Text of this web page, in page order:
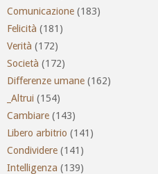
Comunicazione (183)
Felicità (181)
Verità (172)
Società (172)
Differenze umane (162)
_Altrui (154)
Cambiare (143)
Libero arbitrio (141)
Condividere (141)
Intelligenza (139)